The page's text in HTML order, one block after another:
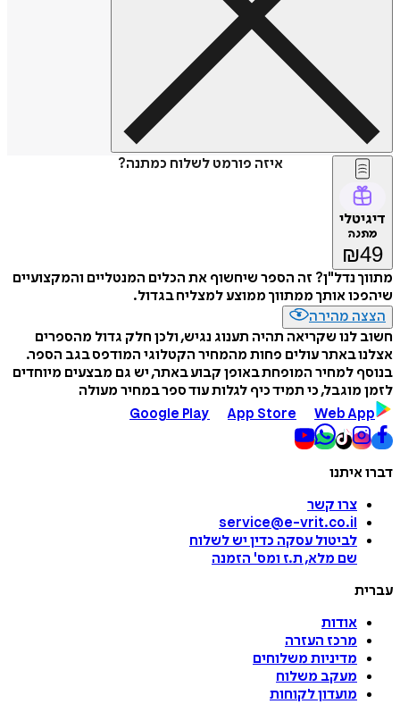
איזה פורמט לשלוח כמתנה?
דיגיטלי
מתנה
₪49
מתווך נדל"ן? זה הספר שיחשוף את הכלים המנטליים והמקצועיים
שיהפכו אותך ממתווך ממוצע למצליח בגדול.
הצצה מהירה
חשוב לנו שקריאה תהיה תענוג נגיש, ולכן חלק גדול מהספרים
אצלנו באתר עולים פחות מהמחיר הקטלוגי המודפס בגב הספר.
בנוסף למחיר המופחת באופן קבוע באתר, יש גם מבצעים מיוחדים
לזמן מוגבל, כי תמיד כיף לגלות עוד ספר במחיר מעולה
Google Play
App Store Web App
דברו איתנו
צרו קשר
service@e-vrit.co.il
לביטול עסקה כדין יש לשלוח
שם מלא, ת.ז ומס' הזמנה
עברית
אודות
מרכז העזרה
מדיניות משלוחים
מעקב משלוח
מועדון לקוחות